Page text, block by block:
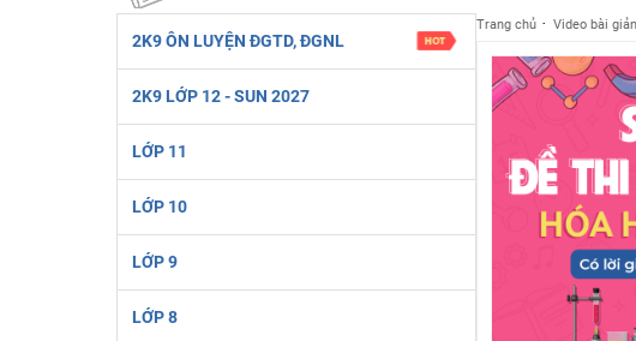
Khuyến Mãi Khoá Học 1K Chỉ Từ 11-13/09/2024
Đồng giá khóa học 499K - 399K (13/11-15/11)
Khai giảng các khóa lớp 9 Toán - Lý - Hóa - Văn - Anh năm 2018
Khai giảng khóa Ngữ văn 7 - xây nền vững chắc cho tương lai!
Luyện thi vào lớp 10 môn Toán, Văn, Hóa, Anh, Lý với giáo viên giỏi và
2K9 ÔN LUYỆN ĐGTD, ĐGNL
2K9 LỚP 12 - SUN 2027
LỚP 11
LỚP 10
LỚP 9
LỚP 8
Trang chủ Video bài